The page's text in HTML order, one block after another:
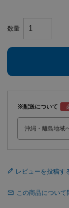
※配送について
レビューを投稿す
この商品について